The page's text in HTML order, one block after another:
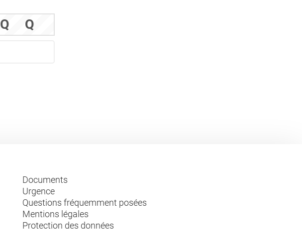
Q
Q
Documents
Urgence
Questions fréquemment posées
Mentions légales
Protection des données